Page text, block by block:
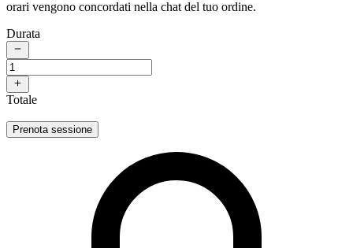
orari vengono concordati nella chat del tuo ordine.
Durata
Totale
Prenota sessione